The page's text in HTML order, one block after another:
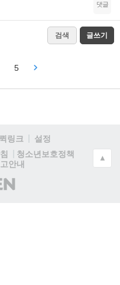
댓글
검색 글쓰기
5
퀵링크
설정
청소년보호정책
안내
▲